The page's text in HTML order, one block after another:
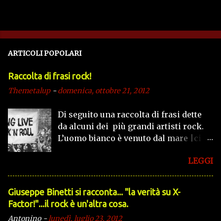
ARTICOLI POPOLARI
Raccolta di frasi rock!
Themetalup -domenica, ottobre 21, 2012
Di seguito una raccolta di frasi dette
da alcuni dei più grandi artisti rock.
L’uomo bianco è venuto dal mare |ci
religione |ci ha preso la selvaggina
per i suoi bisogni. (Iron Maiden in Run
To The Hills) Fra il bene e il male c’è
una porta, e io l’aprirò! (Jim Morrison)
LEGGI
Giuseppe Binetti si racconta..​. "la verità su X-
Factor!"​...il rock è un'altra cosa.
Antonino -lunedì, luglio 23, 2012